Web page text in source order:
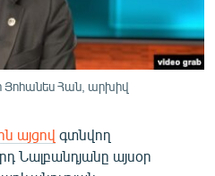
Հան, արխիվ
այցով գտնվող
Նալբանդյանը այսօր